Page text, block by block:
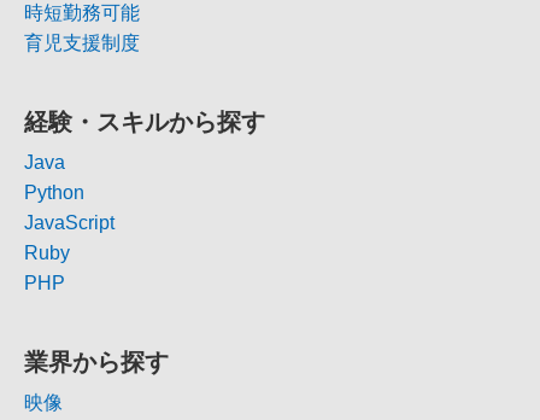
時短勤務可能
育児支援制度
経験・スキルから探す
Java
Python
JavaScript
Ruby
PHP
業界から探す
映像